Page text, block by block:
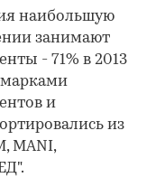
наибольшую
занимают
- 71% в 2013
марками
и
из
MANI,